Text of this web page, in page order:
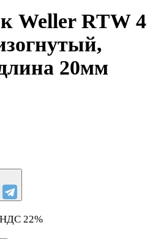
Weller RTW 4
20мм
НДС 22%